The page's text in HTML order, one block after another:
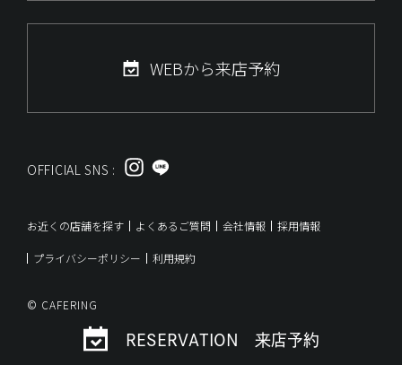
WEBから来店予約
OFFICIAL SNS :
お近くの店舗を探す よくあるご質問 会社情報 採用情報
プライバシーポリシー 利用規約
© CAFERING
RESERVATION 来店予約